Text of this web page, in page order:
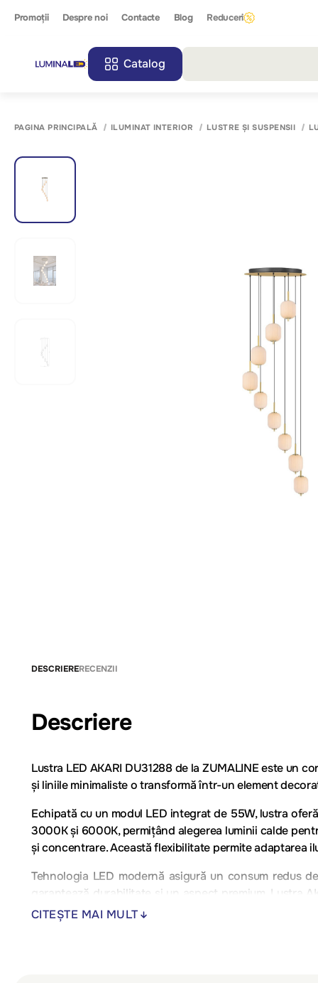
Promoții Despre noi Contacte Blog Reduceri
Catalog
PAGINA PRINCIPALĂ ILUMINAT INTERIOR LUSTRE ȘI SUSPENSII
DESCRIERERECENZII
Descriere
Lustra LED AKARI DU31288 de la ZUMALINE este un
și liniile minimaliste o transformă într-un element
Echipată cu un modul LED integrat de 55W, lustra
3000K și 6000K, permițând alegerea luminii calde
și concentrare. Această flexibilitate permite adaptarea
Tehnologia LED modernă asigură un consum redus
garantează durabilitate și un aspect premium. Lustra
diferitelor scenarii de iluminare.
CITEȘTE MAI MULT